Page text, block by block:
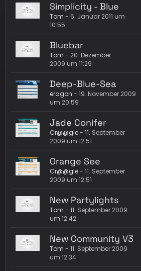
Simplicity - Blue
Tom - 6. Januar 2011 um
10:55
Bluebar
Tom - 20. Dezember
2009 um 11:29
Deep-Blue-Sea
eragon - 19. November 2009
um 20:59
Jade Conifer
Cr@@gle- 11. September
2009 um 12:51
Orange See
Cr@@gle- 11. September
2009 um 12:51
New Partylights
Tom - 11. September 2009
um 12:42
New Community V3
Tom - 11. September 2009
um 12:34